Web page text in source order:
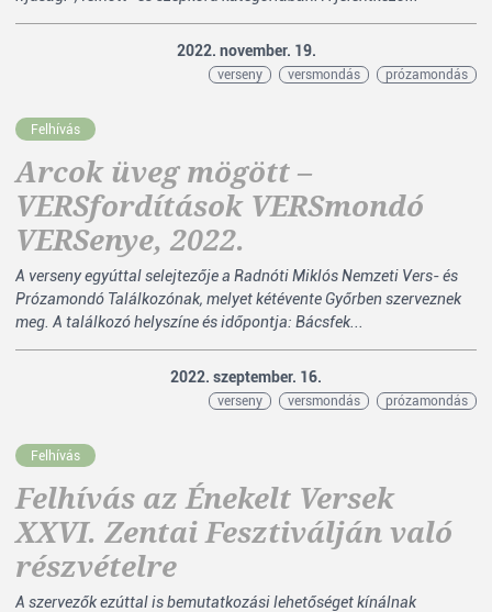
2022. november. 19.
verseny versmondás prózamondás
Felhívás
Arcok üveg mögött –
VERSfordítások VERSmondó
VERSenye, 2022.
A verseny egyúttal selejtezője a Radnóti Miklós Nemzeti Vers- és
Prózamondó Találkozónak, melyet kétévente Győrben szerveznek
meg. A találkozó helyszíne és időpontja: Bácsfek...
2022. szeptember. 16.
verseny versmondás prózamondás
Felhívás
Felhívás az Énekelt Versek
XXVI. Zentai Fesztiválján való
részvételre
A szervezők ezúttal is bemutatkozási lehetőséget kínálnak